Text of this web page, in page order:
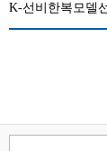
K-선비한복모델